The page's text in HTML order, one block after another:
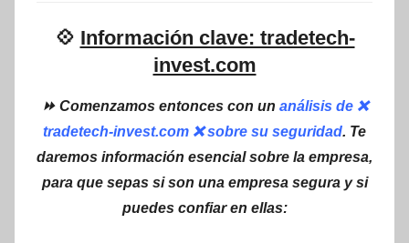
💠 Información clave: tradetech-
invest.com
⏩ Comenzamos entonces con un análisis de ❌
tradetech-invest.com ❌ sobre su seguridad. Te
daremos información esencial sobre la empresa,
para que sepas si son una empresa segura y si
puedes confiar en ellas: